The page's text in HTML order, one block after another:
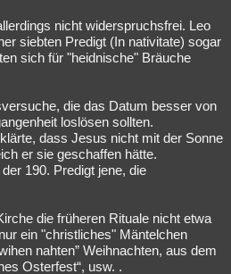
nicht widerspruchsfrei. Leo
siebten Predigt (In nativitate) sogar
sich für "heidnische" Bräuche
die das Datum besser von
loslösen sollten.
dass Jesus nicht mit der Sonne
er sie geschaffen hätte.
190. Predigt jene, die
die früheren Rituale nicht etwa
ein "christliches" Mäntelchen
nahten” Weihnachten, aus dem
Osterfest“, usw. .